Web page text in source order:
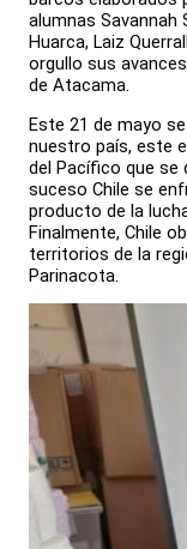
alumnas Savannah
Huarca, Laiz
orgullo sus
de Atacama.
Este 21 de mayo
nuestro país, este
del Pacífico que se
suceso Chile se
producto de la
Finalmente, Chile
territorios de la
Parinacota.